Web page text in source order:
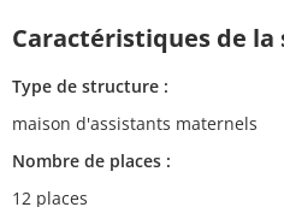
Caractéristiques de
Type de structure :
maison d'assistants maternels
Nombre de places :
12 places